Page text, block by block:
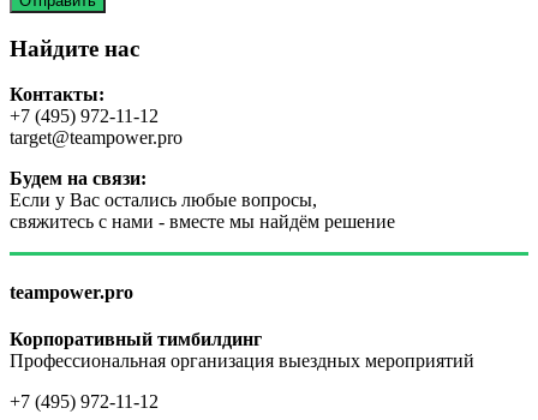
Найдите нас
Контакты:
+7 (495) 972-11-12
target@teampower.pro
Будем на связи:
Если у Вас остались любые вопросы,
свяжитесь с нами - вместе мы найдём решение
teampower.pro
Корпоративный тимбилдинг
Профессиональная организация выездных мероприятий
+7 (495) 972-11-12